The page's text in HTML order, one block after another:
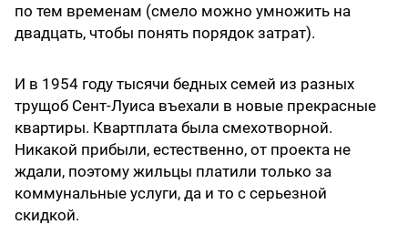
по тем временам (смело можно умножить на
двадцать, чтобы понять порядок затрат).
И в 1954 году тысячи бедных семей из разных
трущоб Сент-Луиса въехали в новые прекрасные
квартиры. Квартплата была смехотворной.
Никакой прибыли, естественно, от проекта не
ждали, поэтому жильцы платили только за
коммунальные услуги, да и то с серь­езной
скидкой.